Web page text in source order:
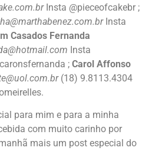
Insta @pieceofcakebr ;
Insta
Casados Fernanda
Insta
; Carol Affonso
(18) 9.8113.4304
para mim e para a minha
com muito carinho por
mais um post especial do